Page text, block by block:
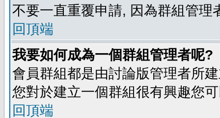
不要一直重覆申請, 因為群組管理
回頂端
我要如何成為一個群組管理者呢?
會員群組都是由討論版管理者所
您對於建立一個群組很有興趣您
回頂端